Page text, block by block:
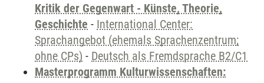
Kritik der Gegenwart - Künste, Theorie,
Geschichte - International Center:
Sprachangebot (ehemals Sprachenzentrum;
ohne CPs) - Deutsch als Fremdsprache B2/C1
Masterprogramm Kulturwissenschaften: